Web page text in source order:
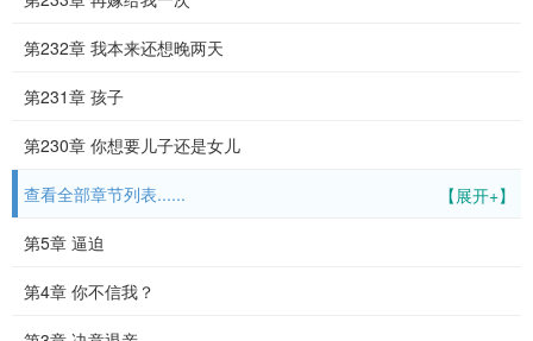
第232章 我本来还想晚两天
第231章 孩子
第230章 你想要儿子还是女儿
【展开+】
查看全部章节列表......
第5章 逼迫
第4章 你不信我？